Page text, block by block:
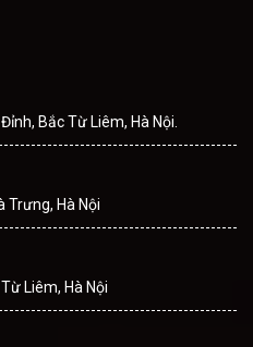
Bắc Từ Liêm, Hà Nội.
Trưng, Hà Nội
Liêm, Hà Nội